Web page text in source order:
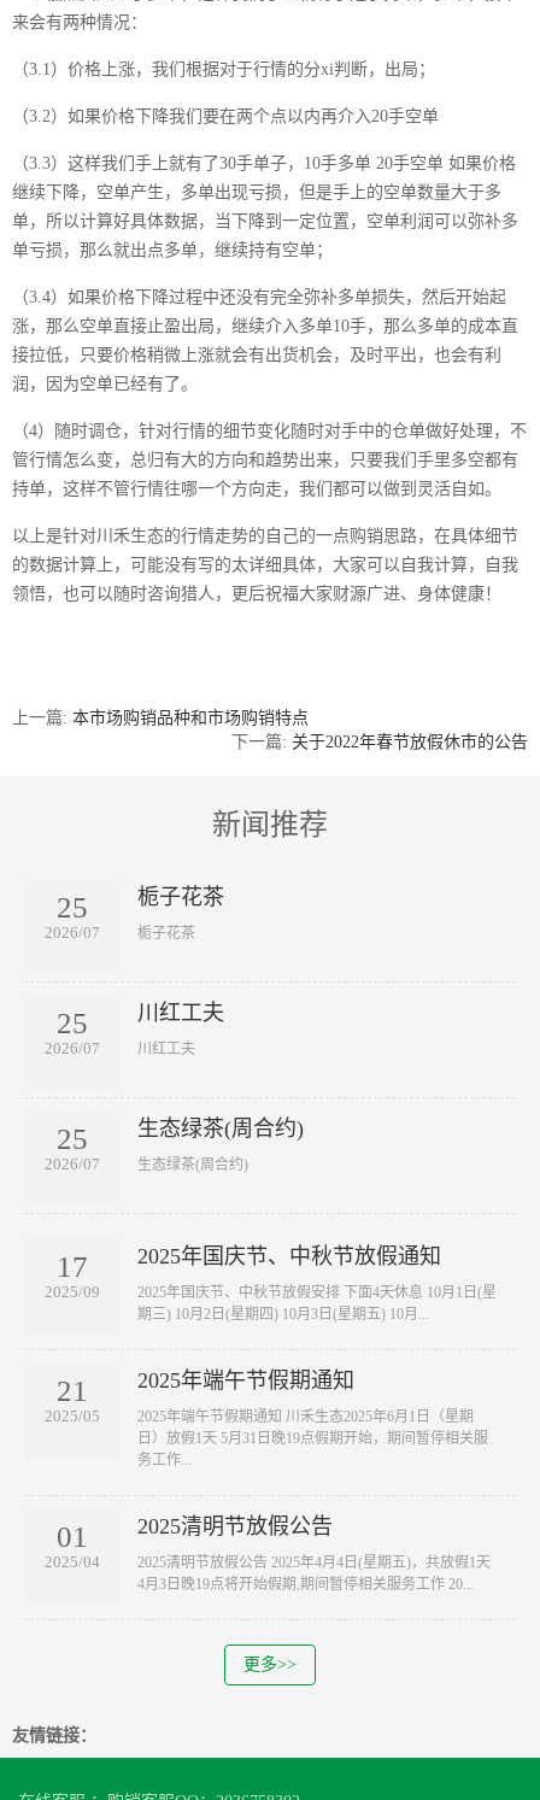
来会有两种情况：
（3.1）价格上涨，我们根据对于行情的分xi判断，出局；
（3.2）如果价格下降我们要在两个点以内再介入20手空单
（3.3）这样我们手上就有了30手单子，10手多单 20手空单 如果价格
继续下降，空单产生，多单出现亏损，但是手上的空单数量大于多
单，所以计算好具体数据，当下降到一定位置，空单利润可以弥补多
单亏损，那么就出点多单，继续持有空单；
（3.4）如果价格下降过程中还没有完全弥补多单损失，然后开始起
涨，那么空单直接止盈出局，继续介入多单10手，那么多单的成本直
接拉低，只要价格稍微上涨就会有出货机会，及时平出，也会有利
润，因为空单已经有了。
（4）随时调仓，针对行情的细节变化随时对手中的仓单做好处理，不
管行情怎么变，总归有大的方向和趋势出来，只要我们手里多空都有
持单，这样不管行情往哪一个方向走，我们都可以做到灵活自如。
以上是针对川禾生态的行情走势的自己的一点购销思路，在具体细节
的数据计算上，可能没有写的太详细具体，大家可以自我计算，自我
领悟，也可以随时咨询猎人，更后祝福大家财源广进、身体健康！
上一篇: 本市场购销品种和市场购销特点
下一篇: 关于2022年春节放假休市的公告
新闻推荐
25
2026/07
栀子花茶
​栀子花茶
25
2026/07
川红工夫
​川红工夫
25
2026/07
生态绿茶(周合约)
​生态绿茶(周合约)
17
2025/09
2025年国庆节、中秋节放假通知
2025年国庆节、中秋节放假安排 下面4天休息 10月1日(星
期三) 10月2日(星期四) 10月3日(星期五) 10月...
21
2025/05
2025年端午节假期通知
2025年端午节假期通知 川禾生态2025年6月1日（星期
日）放假1天 5月31日晚19点假期开始，期间暂停相关服
务工作...
01
2025/04
2025清明节放假公告
2025清明节放假公告 2025年4月4日(星期五)，共放假1天
4月3日晚19点将开始假期,期间暂停相关服务工作 20...
更多>>
友情链接：